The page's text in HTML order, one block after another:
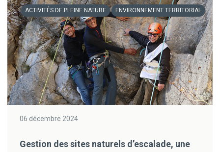
ACTIVITÉS DE PLEINE NATURE ENVIRONNEMENT TERRITORIAL
06 décembre 2024
Gestion des sites naturels d’escalade, une